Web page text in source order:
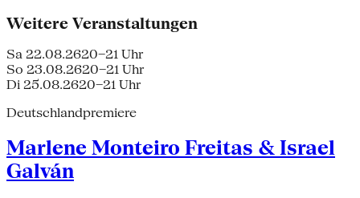
Weitere Veranstaltungen
Sa 22.08.2620–21 Uhr
So 23.08.2620–21 Uhr
Di 25.08.2620–21 Uhr
Deutschlandpremiere
Marlene Monteiro Freitas & Israel
Galván